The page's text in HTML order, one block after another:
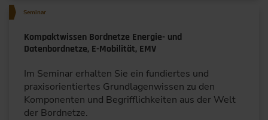
Seminar
Kompaktwissen Bordnetze Energie- und
Datenbordnetze, E-Mobilität, EMV
Im Seminar erhalten Sie ein fundiertes und
praxisorientiertes Grundlagenwissen zu den
Komponenten und Begrifflichkeiten aus der Welt
der Bordnetze.